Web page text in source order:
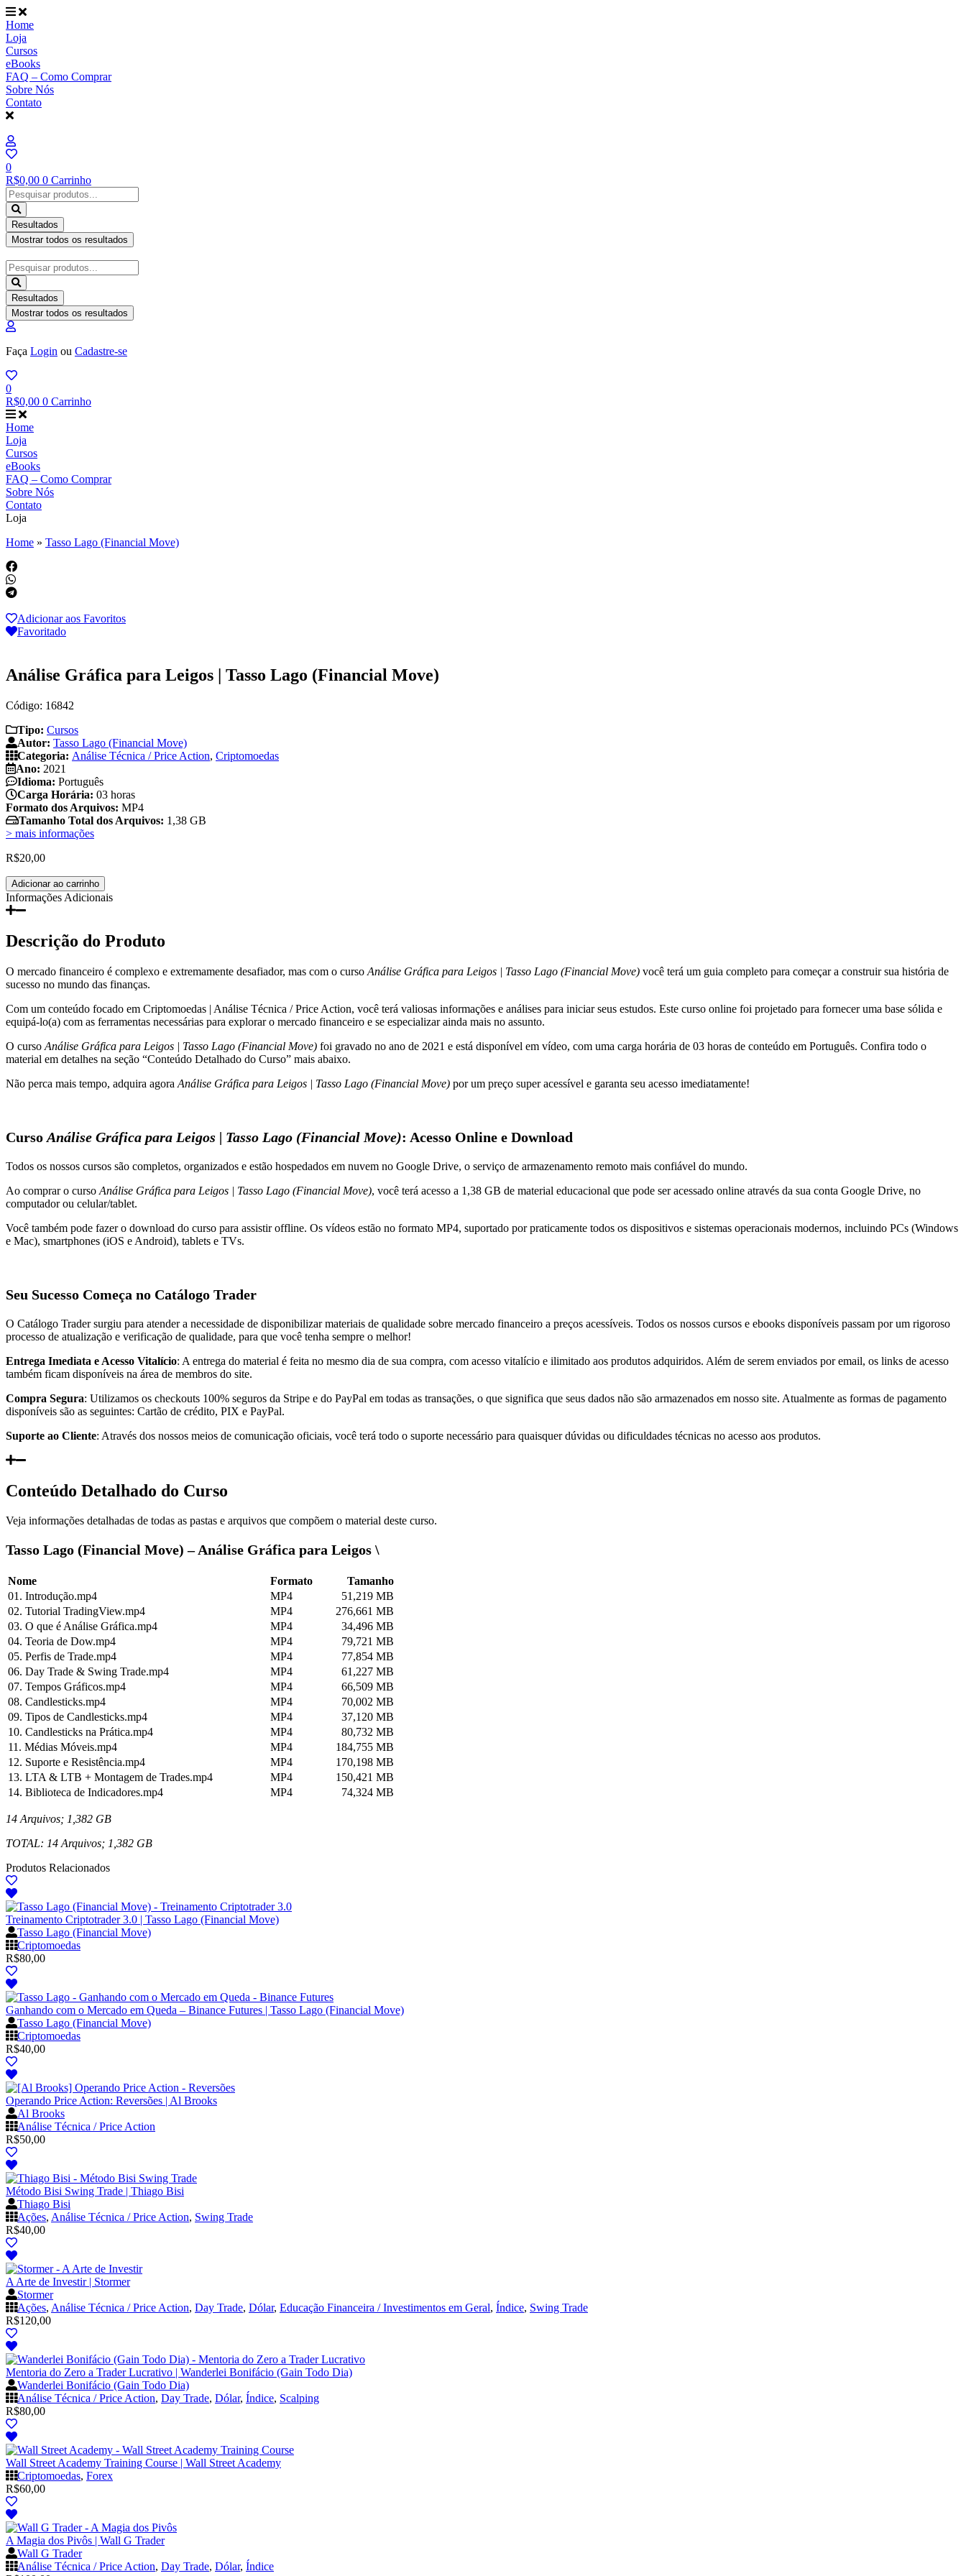
Ir
para
o
conteúdo
Home
Loja
Cursos
eBooks
FAQ – Como Comprar
Sobre Nós
Contato
0
R$0,00 0 Carrinho
Pesquisar
...
Resultados
Mostrar todos os resultados
Pesquisar
...
Resultados
Mostrar todos os resultados
Faça Login ou Cadastre-se
0
R$0,00 0 Carrinho
Home
Loja
Cursos
eBooks
FAQ – Como Comprar
Sobre Nós
Contato
Loja
Home » Tasso Lago (Financial Move)
Adicionar aos Favoritos
Favoritado
Análise Gráfica para Leigos | Tasso Lago (Financial Move)
Código: 16842
Tipo: Cursos
Autor: Tasso Lago (Financial Move)
Categoria: Análise Técnica / Price Action, Criptomoedas
Ano: 2021
Idioma: Português
Carga Horária: 03 horas
Formato dos Arquivos: MP4
Tamanho Total dos Arquivos: 1,38 GB
> mais informações
R$20,00
Análise
Gráfica
para
|
Tasso
(Financial
Move)
Adicionar ao carrinho
Informações Adicionais
Descrição do Produto
O mercado financeiro é complexo e extremamente desafiador, mas com o curso Análise Gráfica para Leigos | Tasso Lago (Financial Move) você terá um guia completo para começar a construir sua história de
sucesso no mundo das finanças.
Com um conteúdo focado em Criptomoedas | Análise Técnica / Price Action, você terá valiosas informações e análises para iniciar seus estudos. Este curso online foi projetado para fornecer uma base sólida e
equipá-lo(a) com as ferramentas necessárias para explorar o mercado financeiro e se especializar ainda mais no assunto.
O curso Análise Gráfica para Leigos | Tasso Lago (Financial Move) foi gravado no ano de 2021 e está disponível em vídeo, com uma carga horária de 03 horas de conteúdo em Português. Confira todo o
material em detalhes na seção “Conteúdo Detalhado do Curso” mais abaixo.
Não perca mais tempo, adquira agora Análise Gráfica para Leigos | Tasso Lago (Financial Move) por um preço super acessível e garanta seu acesso imediatamente!
Curso Análise Gráfica para Leigos | Tasso Lago (Financial Move): Acesso Online e Download
Todos os nossos cursos são completos, organizados e estão hospedados em nuvem no Google Drive, o serviço de armazenamento remoto mais confiável do mundo.
Ao comprar o curso Análise Gráfica para Leigos | Tasso Lago (Financial Move), você terá acesso a 1,38 GB de material educacional que pode ser acessado online através da sua conta Google Drive, no
computador ou celular/tablet.
Você também pode fazer o download do curso para assistir offline. Os vídeos estão no formato MP4, suportado por praticamente todos os dispositivos e sistemas operacionais modernos, incluindo PCs (Windows
e Mac), smartphones (iOS e Android), tablets e TVs.
Seu Sucesso Começa no Catálogo Trader
O Catálogo Trader surgiu para atender a necessidade de disponibilizar materiais de qualidade sobre mercado financeiro a preços acessíveis. Todos os nossos cursos e ebooks disponíveis passam por um rigoroso
processo de atualização e verificação de qualidade, para que você tenha sempre o melhor!
Entrega Imediata e Acesso Vitalício: A entrega do material é feita no mesmo dia de sua compra, com acesso vitalício e ilimitado aos produtos adquiridos. Além de serem enviados por email, os links de acesso
também ficam disponíveis na área de membros do site.
Compra Segura: Utilizamos os checkouts 100% seguros da Stripe e do PayPal em todas as transações, o que significa que seus dados não são armazenados em nosso site. Atualmente as formas de pagamento
disponíveis são as seguintes: Cartão de crédito, PIX e PayPal.
Suporte ao Cliente: Através dos nossos meios de comunicação oficiais, você terá todo o suporte necessário para quaisquer dúvidas ou dificuldades técnicas no acesso aos produtos.
Conteúdo Detalhado do Curso
Veja informações detalhadas de todas as pastas e arquivos que compõem o material deste curso.
Tasso Lago (Financial Move) – Análise Gráfica para Leigos \
Nome Formato
Tamanho
01. Introdução.mp4
MP4
51,219 MB
02. Tutorial TradingView.mp4
MP4
276,661 MB
03. O que é Análise Gráfica.mp4
MP4
34,496 MB
04. Teoria de Dow.mp4
MP4
79,721 MB
05. Perfis de Trade.mp4
MP4
77,854 MB
06. Day Trade & Swing Trade.mp4
MP4
61,227 MB
07. Tempos Gráficos.mp4
MP4
66,509 MB
08. Candlesticks.mp4
MP4
70,002 MB
09. Tipos de Candlesticks.mp4
MP4
37,120 MB
10. Candlesticks na Prática.mp4
MP4
80,732 MB
11. Médias Móveis.mp4
MP4
184,755 MB
12. Suporte e Resistência.mp4
MP4
170,198 MB
13. LTA & LTB + Montagem de Trades.mp4
MP4
150,421 MB
14. Biblioteca de Indicadores.mp4
MP4 74,324 MB
14 Arquivos; 1,382 GB
TOTAL: 14 Arquivos; 1,382 GB
Produtos Relacionados
Treinamento Criptotrader 3.0 | Tasso Lago (Financial Move)
Tasso Lago (Financial Move)
Criptomoedas
R$80,00
Ganhando com o Mercado em Queda – Binance Futures | Tasso Lago (Financial Move)
Tasso Lago (Financial Move)
Criptomoedas
R$40,00
Operando Price Action: Reversões | Al Brooks
Al Brooks
Análise Técnica / Price Action
R$50,00
Método Bisi Swing Trade | Thiago Bisi
Thiago Bisi
Ações, Análise Técnica / Price Action, Swing Trade
R$40,00
A Arte de Investir | Stormer
Stormer
Ações, Análise Técnica / Price Action, Day Trade, Dólar, Educação Financeira / Investimentos em Geral, Índice, Swing Trade
R$120,00
Mentoria do Zero a Trader Lucrativo | Wanderlei Bonifácio (Gain Todo Dia)
Wanderlei Bonifácio (Gain Todo Dia)
Análise Técnica / Price Action, Day Trade, Dólar, Índice, Scalping
R$80,00
Wall Street Academy Training Course | Wall Street Academy
Criptomoedas, Forex
R$60,00
A Magia dos Pivôs | Wall G Trader
Wall G Trader
Análise Técnica / Price Action, Day Trade, Dólar, Índice